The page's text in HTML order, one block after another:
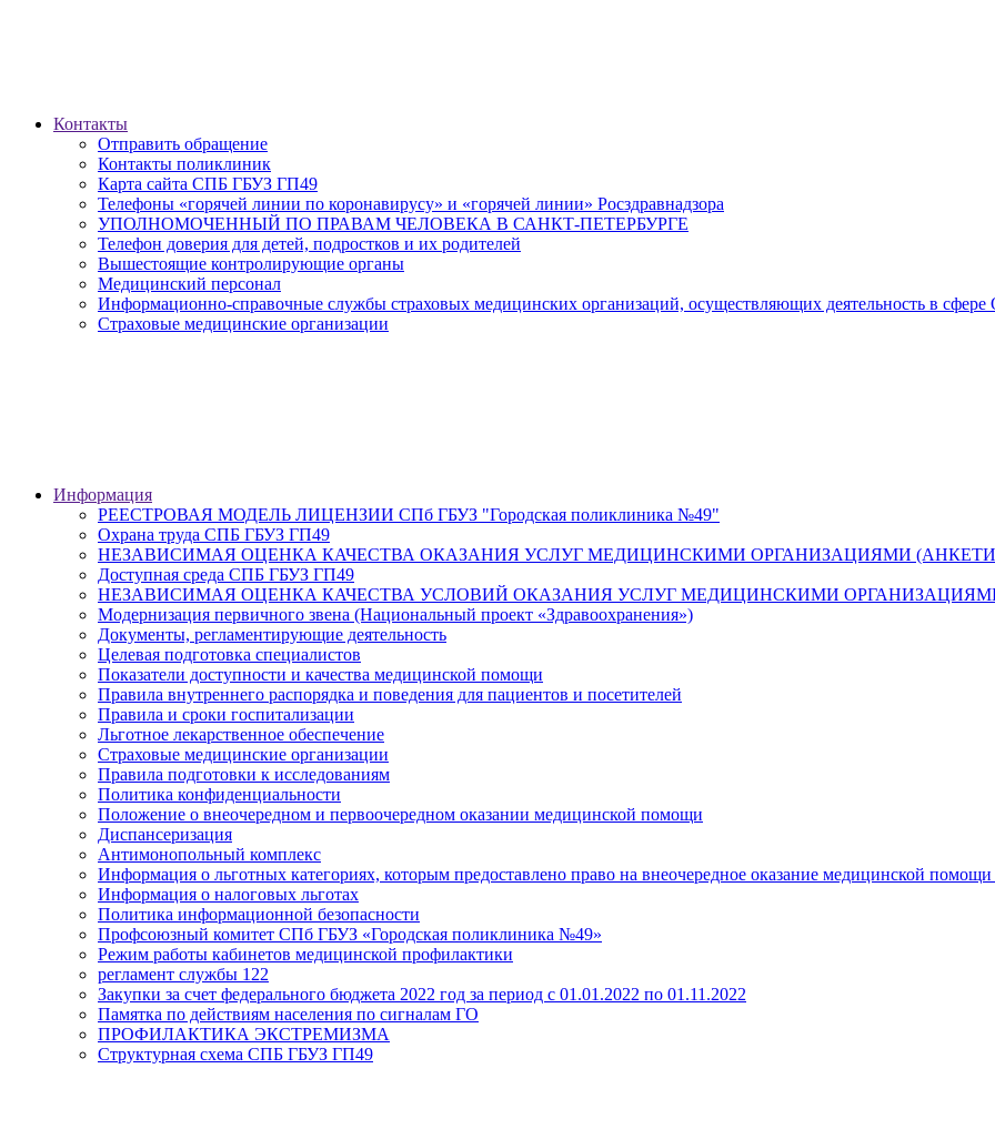
Контакты
Отправить обращение
Контакты поликлиник
Карта сайта СПБ ГБУЗ ГП49
Телефоны «горячей линии по коронавирусу» и «горячей линии» Росздравнадзора
УПОЛНОМОЧЕННЫЙ ПО ПРАВАМ ЧЕЛОВЕКА В САНКТ-ПЕТЕРБУРГЕ
Телефон доверия для детей, подростков и их родителей
Вышестоящие контролирующие органы
Медицинский персонал
Информационно-справочные службы страховых медицинских организаций, осуществляющих деятельность в
Страховые медицинские организации
Информация
РЕЕСТРОВАЯ МОДЕЛЬ ЛИЦЕНЗИИ СПб ГБУЗ "Городская поликлиника №49"
Охрана труда СПБ ГБУЗ ГП49
НЕЗАВИСИМАЯ ОЦЕНКА КАЧЕСТВА ОКАЗАНИЯ УСЛУГ МЕДИЦИНСКИМИ ОРГАНИЗАЦИЯМИ
Доступная среда СПБ ГБУЗ ГП49
НЕЗАВИСИМАЯ ОЦЕНКА КАЧЕСТВА УСЛОВИЙ ОКАЗАНИЯ УСЛУГ МЕДИЦИНСКИМИ
Модернизация первичного звена (Национальный проект «Здравоохранения»)
Документы, регламентирующие деятельность
Целевая подготовка специалистов
Показатели доступности и качества медицинской помощи
Правила внутреннего распорядка и поведения для пациентов и посетителей
Правила и сроки госпитализации
Льготное лекарственное обеспечение
Страховые медицинские организации
Правила подготовки к исследованиям
Политика конфиденциальности
Положение о внеочередном и первоочередном оказании медицинской помощи
Диспансеризация
Антимонопольный комплекс
Информация о льготных категориях, которым предоставлено право на внеочередное оказание медицинской
Информация о налоговых льготах
Политика информационной безопасности
Профсоюзный комитет СПб ГБУЗ «Городская поликлиника №49»
Режим работы кабинетов медицинской профилактики
регламент службы 122
Закупки за счет федерального бюджета 2022 год за период с 01.01.2022 по 01.11.2022
Памятка по действиям населения по сигналам ГО
ПРОФИЛАКТИКА ЭКСТРЕМИЗМА
Структурная схема СПБ ГБУЗ ГП49